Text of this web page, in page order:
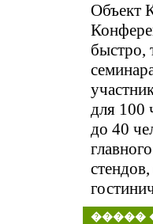
Объект
быстро,
для 100
до 40
�����